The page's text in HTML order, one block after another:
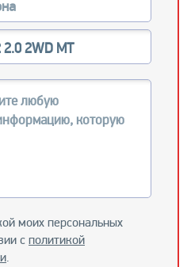
моих персональных
с политикой
.